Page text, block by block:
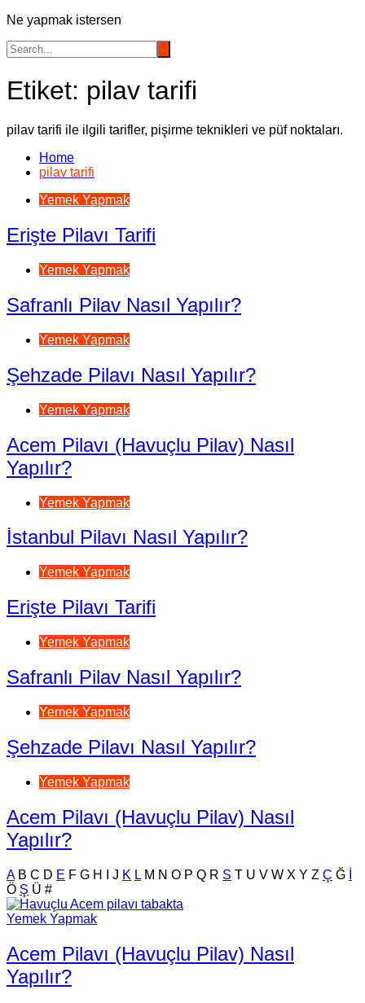
Ne yapmak istersen
Etiket: pilav tarifi
pilav tarifi ile ilgili tarifler, pişirme teknikleri ve püf noktaları.
Home
pilav tarifi
Yemek Yapmak
Erişte Pilavı Tarifi
Yemek Yapmak
Safranlı Pilav Nasıl Yapılır?
Yemek Yapmak
Şehzade Pilavı Nasıl Yapılır?
Yemek Yapmak
Acem Pilavı (Havuçlu Pilav) Nasıl
Yapılır?
Yemek Yapmak
İstanbul Pilavı Nasıl Yapılır?
Yemek Yapmak
Erişte Pilavı Tarifi
Yemek Yapmak
Safranlı Pilav Nasıl Yapılır?
Yemek Yapmak
Şehzade Pilavı Nasıl Yapılır?
Yemek Yapmak
Acem Pilavı (Havuçlu Pilav) Nasıl
Yapılır?
A B C D E F G H J K L M N O P Q R S T U V W X Y Z Ç Ğ
Ö Ş Ü #
Yemek Yapmak
Acem Pilavı (Havuçlu Pilav) Nasıl
Yapılır?